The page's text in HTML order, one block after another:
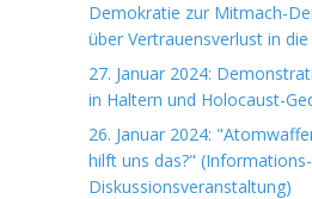
Demokratie zur Mitmach-
über Vertrauensverlust in
27. Januar 2024:
in Haltern und Holocaust-
26. Januar 2024:
hilft uns das?"
Diskussionsveranstaltung)